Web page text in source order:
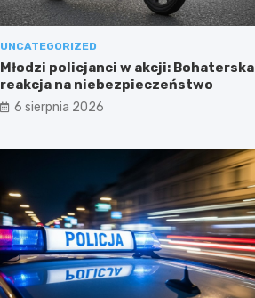
UNCATEGORIZED
Młodzi policjanci w akcji: Bohaterska
reakcja na niebezpieczeństwo
6 sierpnia 2026